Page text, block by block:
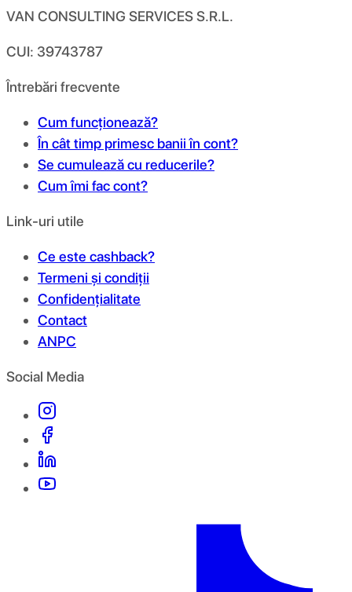
VAN CONSULTING SERVICES S.R.L.
CUI: 39743787
Întrebări frecvente
Cum funcționează?
În cât timp primesc banii în cont?
Se cumulează cu reducerile?
Cum îmi fac cont?
Link-uri utile
Ce este cashback?
Termeni și condiții
Confidențialitate
Contact
ANPC
Social Media